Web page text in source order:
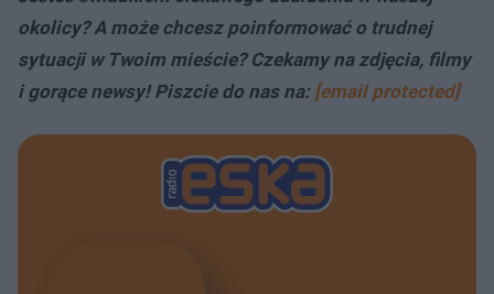
okolicy? A może chcesz poinformować o trudnej
sytuacji w Twoim mieście? Czekamy na zdjęcia, filmy
i gorące newsy! Piszcie do nas na: [email protected]